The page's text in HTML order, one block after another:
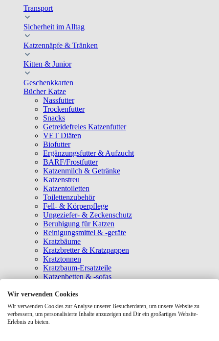
Transport
Sicherheit im Alltag
Katzennäpfe & Tränken
Kitten & Junior
Geschenkkarten
Bücher Katze
Nassfutter
Trockenfutter
Snacks
Getreidefreies Katzenfutter
VET Diäten
Biofutter
Ergänzungsfutter & Aufzucht
BARF/Frostfutter
Katzenmilch & Getränke
Katzenstreu
Katzentoiletten
Toilettenzubehör
Fell- & Körperpflege
Ungeziefer- & Zeckenschutz
Beruhigung für Katzen
Reinigungsmittel & -geräte
Kratzbäume
Kratzbretter & Kratzpappen
Kratztonnen
Kratzbaum-Ersatzteile
Katzenbetten & -sofas
Katzenhäuser
Hängematten & Fensterliegeplätze
Katzendecken & -matten
Baldrian- & Catnipspielzeug
Wir verwenden Cookies
Wir verwenden Cookies zur Analyse unserer Besucherdaten, um unsere Website zu
verbessern, um personalisierte Inhalte anzuzeigen und Dir ein großartiges Website-
Erlebnis zu bieten.